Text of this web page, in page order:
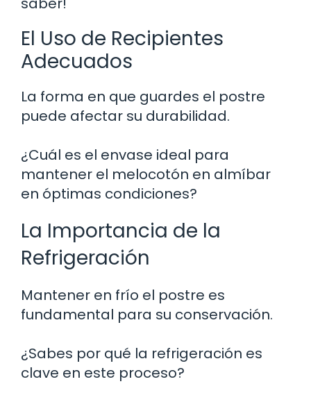
El Uso de Recipientes
Adecuados
La forma en que guardes el postre
puede afectar su durabilidad.
¿Cuál es el envase ideal para
mantener el melocotón en almíbar
en óptimas condiciones?
La Importancia de la
Refrigeración
Mantener en frío el postre es
fundamental para su conservación.
¿Sabes por qué la refrigeración es
clave en este proceso?